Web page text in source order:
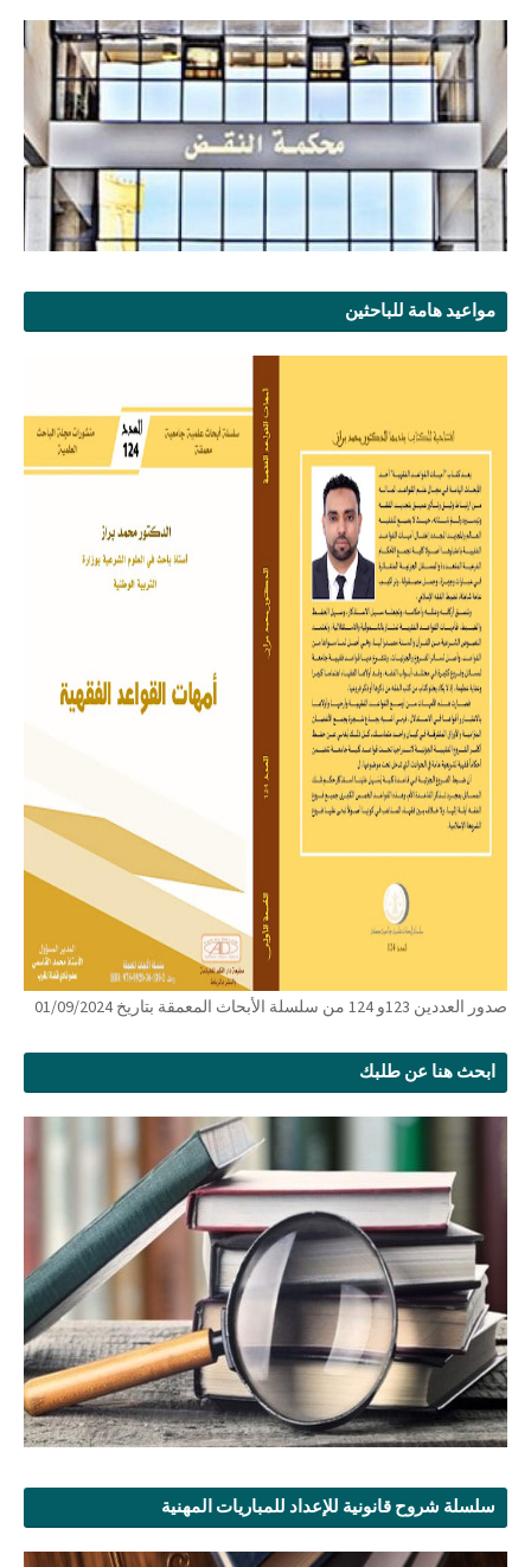
مواعيد هامة للباحثين
صدور العددين 123و 124 من سلسلة الأبحاث المعمقة بتاريخ 01/09/2024
ابحث هنا عن طلبك
سلسلة شروح قانونية للإعداد للمباريات المهنية